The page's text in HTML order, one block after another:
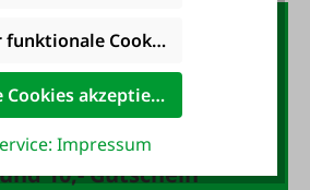
Newsletter:
FAIE-Newsletter
10,- Gutschein
funktionale Cookies akzeptieren
Cookies akzeptieren
Impressum